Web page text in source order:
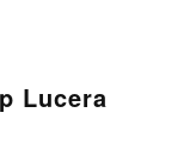
Lucera